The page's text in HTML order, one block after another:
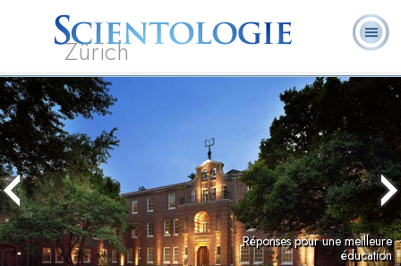
Zürich
L. Ron Hubbard
Qu’est-ce que la
Scientologie ?
Foire aux
questions
Livres
Réponses pour une meilleure
éducation